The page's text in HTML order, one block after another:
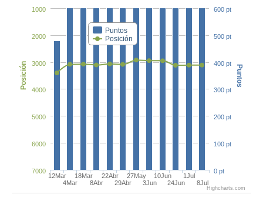
Posición Puntos
Puntos
Posición
12Mar
4Mar
18Mar
8Abr
22Abr
29Abr
27May
3Jun
10Jun
24Jun
1Jul
8Jul
1000
2000
3000
4000
5000
6000
7000 0 pt
100 pt
200 pt
300 pt
400 pt
500 pt
600 pt
Highcharts.com